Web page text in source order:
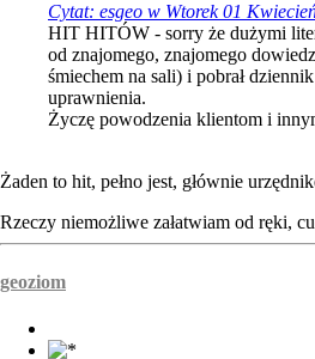
Cytat: esgeo w Wtorek 01
HIT HITÓW - sorry że dużymi
od znajomego, znajomego
śmiechem na sali) i pobrał
uprawnienia.
Życzę powodzenia klientom i
Żaden to hit, pełno jest, głównie
Rzeczy niemożliwe załatwiam od ręki,
geoziom